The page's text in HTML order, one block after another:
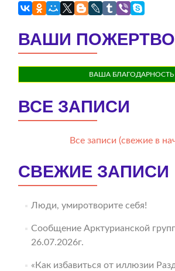
ВАШИ
ВАША БЛАГОДАРНОСТЬ
ВСЕ ЗАПИСИ
Все записи (свежие в
СВЕЖИЕ ЗАПИСИ
Люди, умиротворите себя!
Сообщение Арктурианской
26.07.2026г.
«Как избавиться от иллюзии